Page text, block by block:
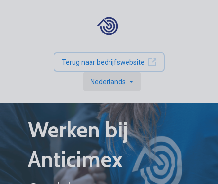
Terug naar bedrijfswebsite
Nederlands
Werken bij
Anticimex